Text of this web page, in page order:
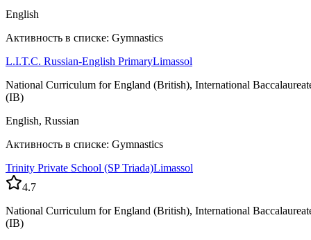
English
Активность в списке: Gymnastics
L.I.T.C. Russian-English PrimaryLimassol
National Curriculum for England (British), International
(IB)
English, Russian
Активность в списке: Gymnastics
Trinity Private School (SP Triada)Limassol
4.7
National Curriculum for England (British), International
(IB)